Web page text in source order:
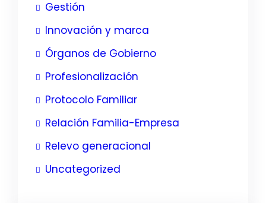
Gestión
Innovación y marca
Órganos de Gobierno
Profesionalización
Protocolo Familiar
Relación Familia-Empresa
Relevo generacional
Uncategorized